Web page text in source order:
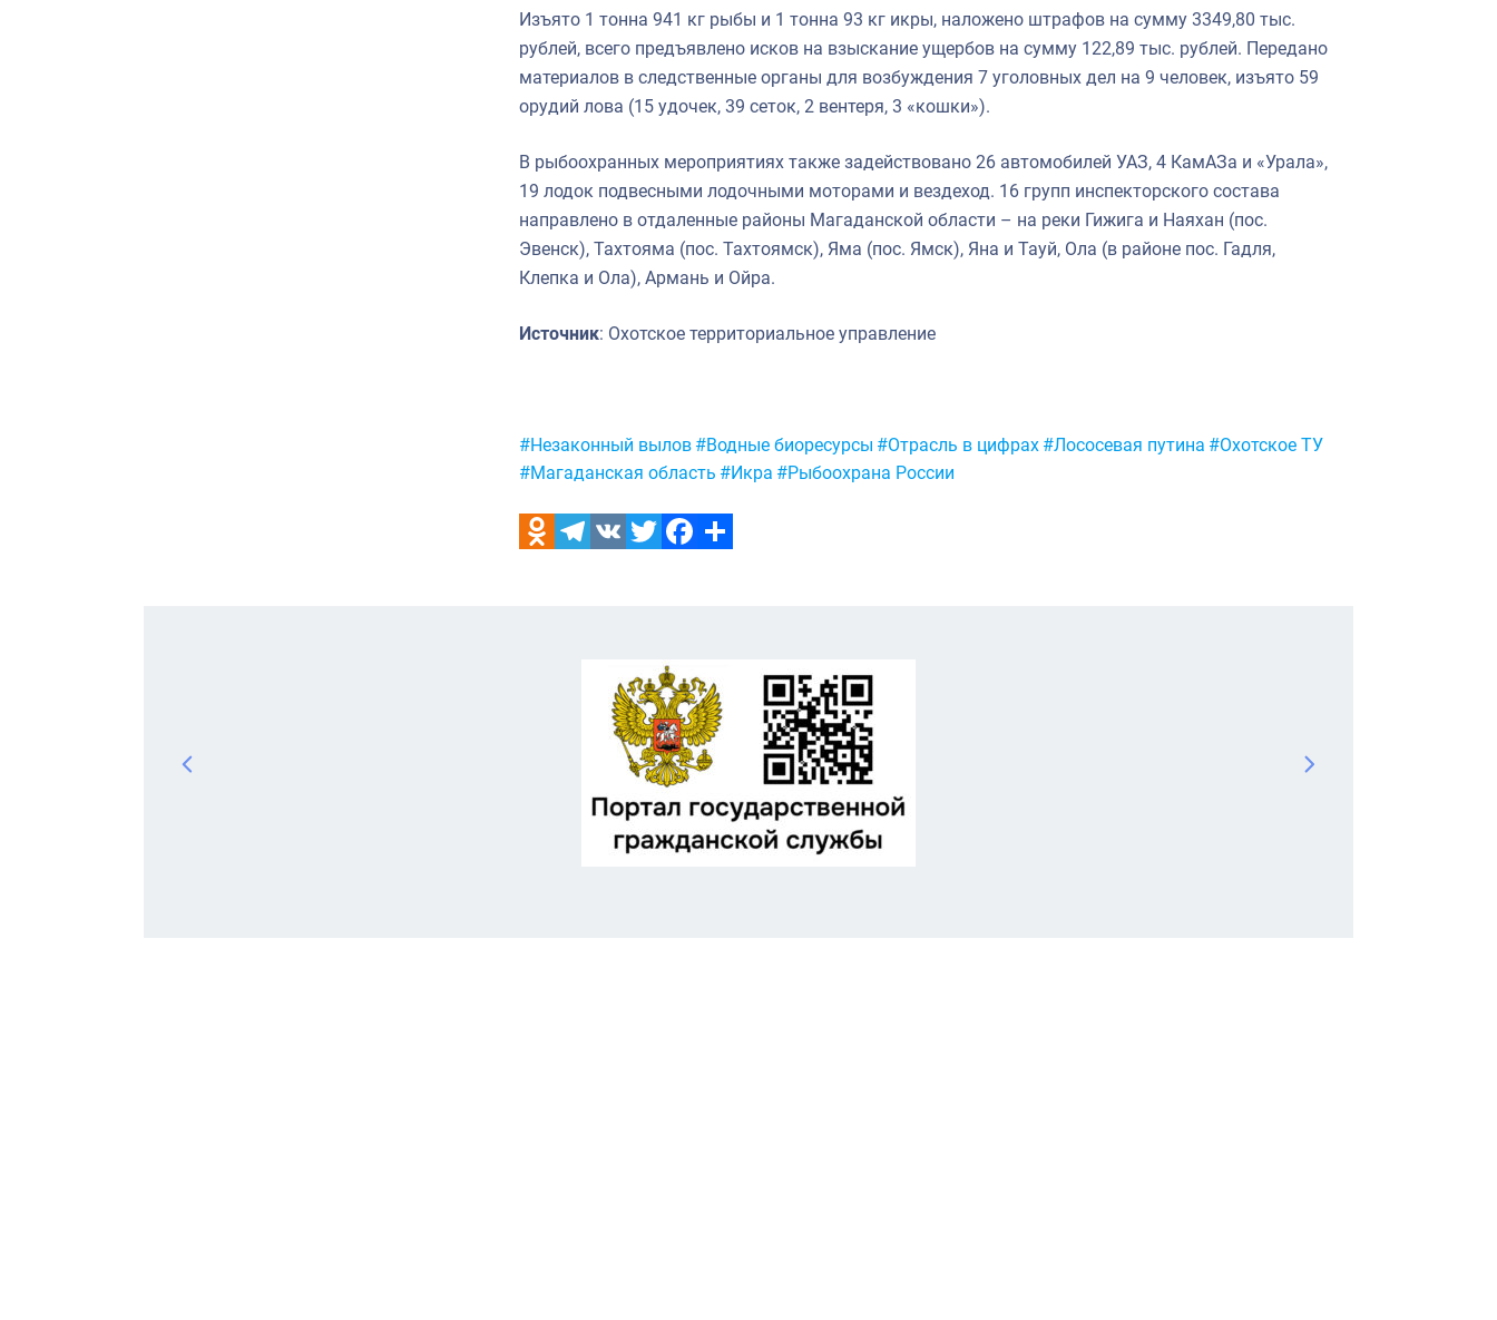
Изъято 1 тонна 941 кг рыбы и 1 тонна 93 кг икры, наложено штрафов на сумму 3349,80 тыс.
рублей, всего предъявлено исков на взыскание ущербов на сумму 122,89 тыс. рублей. Передано
материалов в следственные органы для возбуждения 7 уголовных дел на 9 человек, изъято 59
орудий лова (15 удочек, 39 сеток, 2 вентеря, 3 «кошки»).
В рыбоохранных мероприятиях также задействовано 26 автомобилей УАЗ, 4 КамАЗа и «Урала»,
19 лодок подвесными лодочными моторами и вездеход. 16 групп инспекторского состава
направлено в отдаленные районы Магаданской области – на реки Гижига и Наяхан (пос.
Эвенск), Тахтояма (пос. Тахтоямск), Яма (пос. Ямск), Яна и Тауй, Ола (в районе пос. Гадля,
Клепка и Ола), Армань и Ойра.
Источник: Охотское территориальное управление
Метки:
#Незаконный вылов #Водные биоресурсы #Отрасль в цифрах #Лососевая путина #Охотское ТУ
#Магаданская область #Икра #Рыбоохрана России